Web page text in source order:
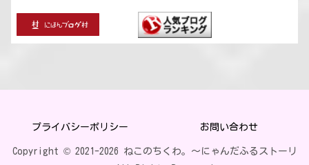
プライバシーポリシー お問い合わせ
Copyright © 2021-2026 ねこのちくわ。〜にゃんだふるストーリ